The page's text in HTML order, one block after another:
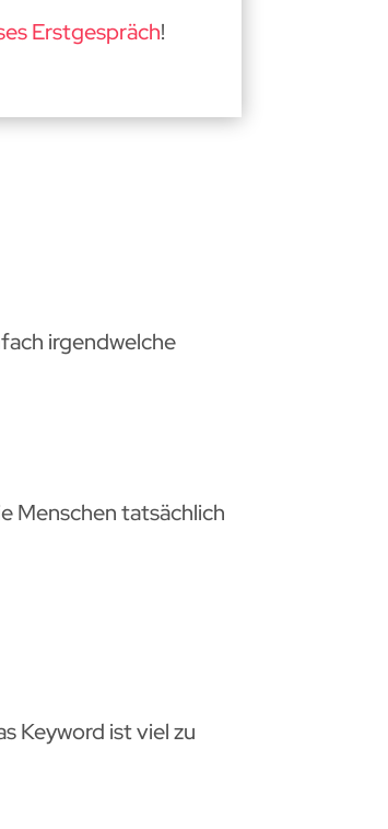
Erstgespräch!
irgendwelche
Menschen tatsächlich
Keyword ist viel zu